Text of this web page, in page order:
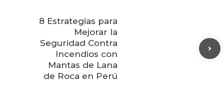
8 Estrategias para
Mejorar la
Seguridad Contra
Incendios con
Mantas de Lana
de Roca en Perú